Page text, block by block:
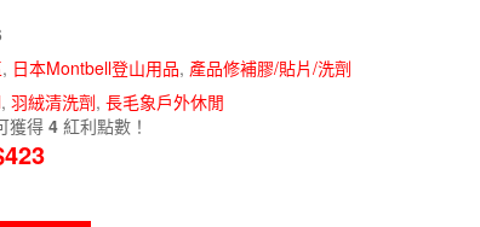
, 日本Montbell登山用品, 產品修補膠/貼片/洗劑
, 羽絨清洗劑, 長毛象戶外休閒
獲得 4紅利點數！
423